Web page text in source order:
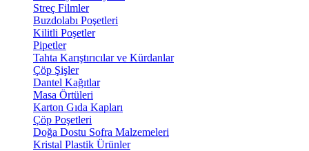
Streç Filmler
Buzdolabı Poşetleri
Kilitli Poşetler
Pipetler
Tahta Karıştırıcılar ve Kürdanlar
Çöp Şişler
Dantel Kağıtlar
Masa Örtüleri
Karton Gıda Kapları
Çöp Poşetleri
Doğa Dostu Sofra Malzemeleri
Kristal Plastik Ürünler